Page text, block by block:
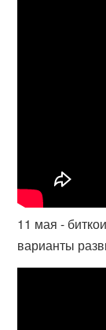
11 мая -
варианты